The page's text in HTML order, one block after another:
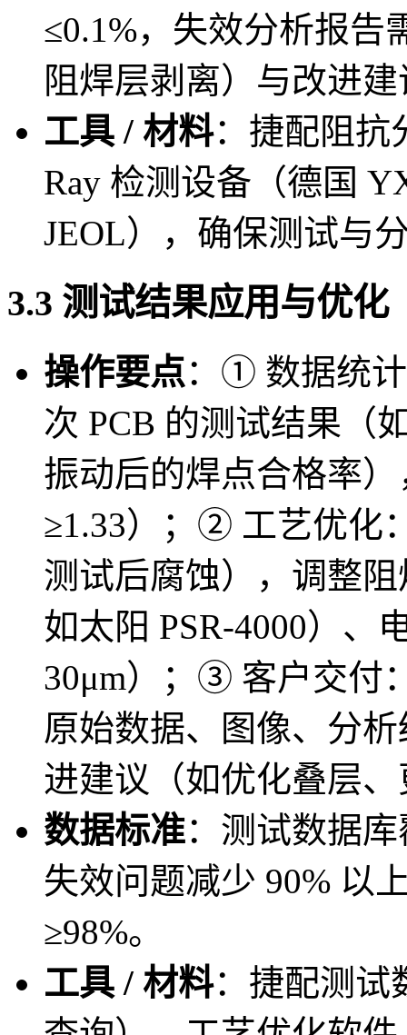
≤0.1%，失效分析报告
阻焊层剥离）与改进
工具 / 材料：捷配阻抗
Ray 检测设备（德国
JEOL），确保测试与
3.3 测试结果应用与优化
操作要点：① 数据统
次 PCB 的测试结果（
振动后的焊点合格率
≥1.33）；② 工艺优化
测试后腐蚀），调整
如太阳 PSR-4000）、
30μm）；③ 客户交付
原始数据、图像、分
进建议（如优化叠层
数据标准：测试数据
失效问题减少 90% 以
≥98%。
工具 / 材料：捷配测试